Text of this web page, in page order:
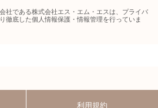
社である株式会社エス・エム・エスは、プライバ
徹底した個人情報保護・情報管理を行っていま
利用規約